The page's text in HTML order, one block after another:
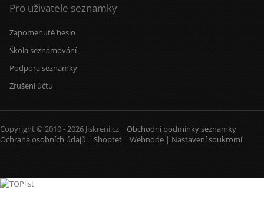
Pro uživatele seznamky
Zapomenuté heslo
Škola seznamování
Podpora seznamky
Zrušení účtu
Copyright © 2010 - 2026 Jiskreni.cz | Obchodní podmínky seznamky |
Ochrana osobních údajů | Shoptet | Webnode | Nastavení soukromí